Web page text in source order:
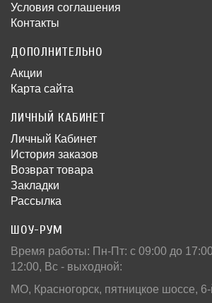
Условия соглашения
Контакты
ДОПОЛНИТЕЛЬНО
Акции
Карта сайта
ЛИЧНЫЙ КАБИНЕТ
Личный Кабинет
История заказов
Возврат товара
Закладки
Рассылка
ШОУ-РУМ
Время работы: Пн-Пт: c 09:00 до
12:00, Вс - выходной:
МО, Красногорск, пятницкое шоссе,